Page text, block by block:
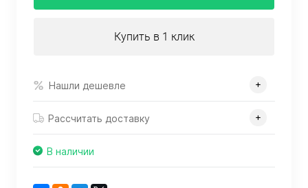
Купить в 1 клик
Нашли дешевле
Рассчитать доставку
В наличии